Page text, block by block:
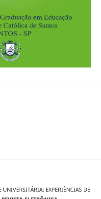
EXPERIÊNCIAS DE